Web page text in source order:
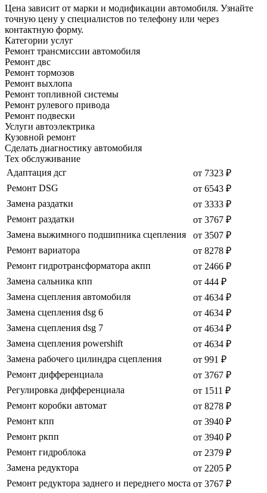
Цена зависит от марки и модификации автомобиля. Узнайте
точную цену у специалистов по телефону или через
контактную форму.
Категории услуг
Ремонт трансмиссии автомобиля
Ремонт двс
Ремонт тормозов
Ремонт выхлопа
Ремонт топливной системы
Ремонт рулевого привода
Ремонт подвески
Услуги автоэлектрика
Кузовной ремонт
Сделать диагностику автомобиля
Тех обслуживание
Адаптация дсг
от 7323 ₽
Ремонт DSG
от 6543 ₽
Замена раздатки
от 3333 ₽
Ремонт раздатки
от 3767 ₽
Замена выжимного подшипника сцепления
от 3507 ₽
Ремонт вариатора
от 8278 ₽
Ремонт гидротрансформатора акпп
от 2466 ₽
Замена сальника кпп
от 444 ₽
Замена сцепления автомобиля
от 4634 ₽
Замена сцепления dsg 6
от 4634 ₽
Замена сцепления dsg 7
от 4634 ₽
Замена сцепления powershift
от 4634 ₽
Замена рабочего цилиндра сцепления
от 991 ₽
Ремонт дифференциала
от 3767 ₽
Регулировка дифференциала
от 1511 ₽
Ремонт коробки автомат
от 8278 ₽
Ремонт кпп
от 3940 ₽
Ремонт ркпп
от 3940 ₽
Ремонт гидроблока
от 2379 ₽
Замена редуктора
от 2205 ₽
Ремонт редуктора заднего и переднего моста от 3767 ₽